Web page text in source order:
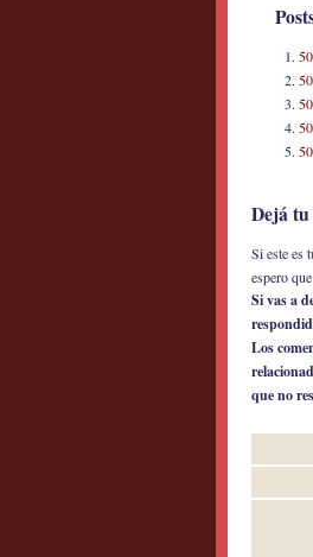
Dejá
Si este es
espero
Si vas a
Los
que no